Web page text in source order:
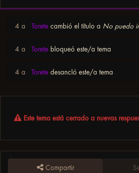
4 a Torete cambió el título a No puedo
4 a Torete bloqueó este/a tema
4 a Torete desancló este/a tema
Este tema está cerrado a nuevas
Compartir